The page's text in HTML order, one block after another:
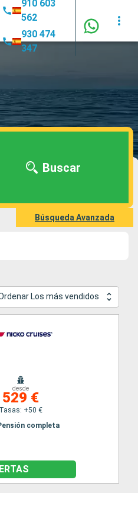
910 603
562
930 474
347
Buscar
Búsqueda Avanzada
Los más vendidos
desde
529 €
Tasas: +50 €
completa